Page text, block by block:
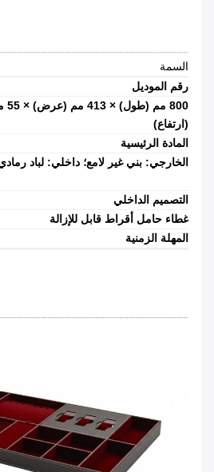
السمة
رقم الموديل
800
(ارتفاع)
المادة الرئيسية
الخارجي: بني غير لامع؛ داخلي: لباد
التصميم الداخلي
غطاء حامل أقراط قابل للإزالة
المهلة الزمنية